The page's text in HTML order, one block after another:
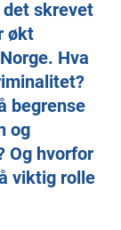
skrevet
økt
Hva
begrense
og
Og hvorfor
viktig rolle